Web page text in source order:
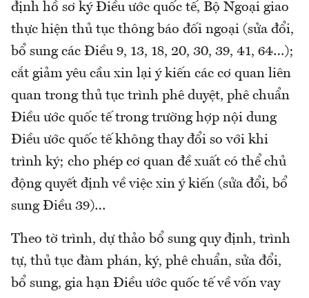
định hồ sơ ký Điều ước quốc tế, Bộ Ngoại giao
thực hiện thủ tục thông báo đối ngoại (sửa đổi,
bổ sung các Điều 9, 13, 18, 20, 30, 39, 41, 64…);
cắt giảm yêu cầu xin lại ý kiến các cơ quan liên
quan trong thủ tục trình phê duyệt, phê chuẩn
Điều ước quốc tế trong trường hợp nội dung
Điều ước quốc tế không thay đổi so với khi
trình ký; cho phép cơ quan đề xuất có thể chủ
động quyết định về việc xin ý kiến (sửa đổi, bổ
sung Điều 39)…
Theo tờ trình, dự thảo bổ sung quy định, trình
tự, thủ tục đàm phán, ký, phê chuẩn, sửa đổi,
bổ sung, gia hạn Điều ước quốc tế về vốn vay